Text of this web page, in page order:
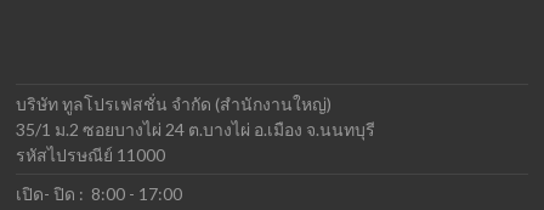
บริษัท ทูลโปรเฟสชั่น จำกัด (สำนักงานใหญ่)
35/1 ม.2 ซอยบางไผ่ 24 ต.บางไผ่ อ.เมือง จ.นนทบุรี
รหัสไปรษณีย์ 11000
เปิด- ปิด : 8:00 - 17:00